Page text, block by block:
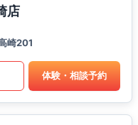
店
崎201
体験・相談予約